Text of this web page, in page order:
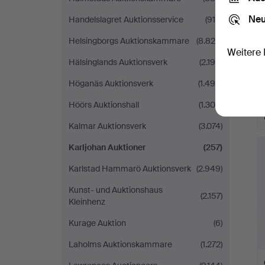
Handelslagret Auktionsservice
(915)
Helsingborgs Auktionskammare
(8.820)
Hälsinglands Auktionsverk
(2.190)
Höganäs Auktionsverk
(1.496)
Höörs Auktionshall
(1.300)
Kalmar Auktionsverk
(3.074)
Karljohan Auktioner
(257)
Karlstad Hammarö Auktionsverk (2.949)
Kunst- und Auktionshaus
Kleinhenz
(2.157)
Kurage Auktion
(6)
Laholms Auktionskammare
(1.272)
Weitere